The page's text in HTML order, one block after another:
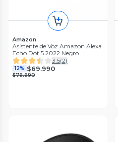
Amazon
Asistente de Voz Amazon Alexa
Echo Dot 5 2022 Negro
3.5(2)
12% $69.990
$79.990